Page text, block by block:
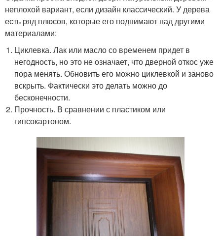
неплохой вариант, если дизайн классический. У дерева
есть ряд плюсов, которые его поднимают над другими
материалами:
Циклевка. Лак или масло со временем придет в
негодность, но это не означает, что дверной откос уже
пора менять. Обновить его можно циклевкой и заново
вскрыть. Фактически это делать можно до
бесконечности.
Прочность. В сравнении с пластиком или
гипсокартоном.